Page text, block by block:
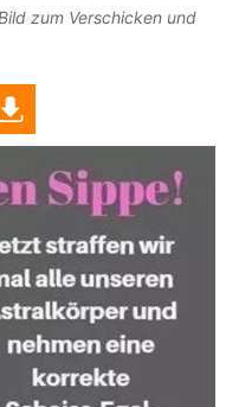
zum Verschicken und